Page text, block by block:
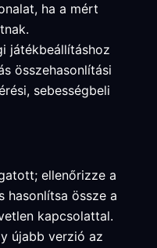
ha a mért
játékbeállításhoz
összehasonlítási
sebességbeli
ellenőrizze a
hasonlítsa össze a
kapcsolattal.
újabb verzió az